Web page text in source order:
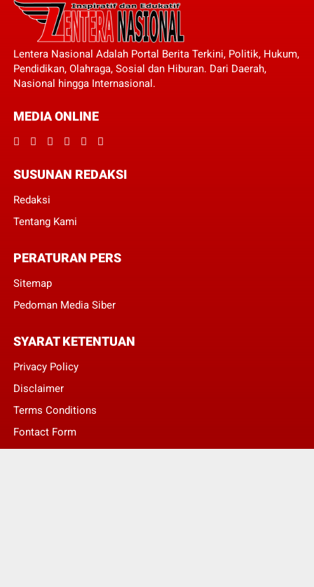
Lentera Nasional Adalah Portal Berita Terkini, Politik, Hukum,
Pendidikan, Olahraga, Sosial dan Hiburan. Dari Daerah,
Nasional hingga Internasional.
MEDIA ONLINE
SUSUNAN REDAKSI
Redaksi
Tentang Kami
PERATURAN PERS
Sitemap
Pedoman Media Siber
SYARAT KETENTUAN
Privacy Policy
Disclaimer
Terms Conditions
Fontact Form